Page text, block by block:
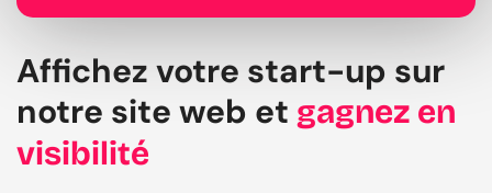
Affichez votre start-up sur
notre site web et gagnez en
visibilité